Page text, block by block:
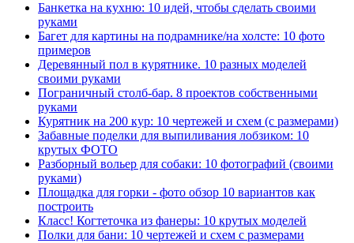
Банкетка на кухню: 10 идей, чтобы сделать своими
руками
Багет для картины на подрамнике/на холсте: 10 фото
примеров
Деревянный пол в курятнике. 10 разных моделей
своими руками
Пограничный столб-бар. 8 проектов собственными
руками
Курятник на 200 кур: 10 чертежей и схем (с размерами)
Забавные поделки для выпиливания лобзиком: 10
крутых ФОТО
Разборный вольер для собаки: 10 фотографий (своими
руками)
Площадка для горки - фото обзор 10 вариантов как
построить
Класс! Когтеточка из фанеры: 10 крутых моделей
Полки для бани: 10 чертежей и схем с размерами